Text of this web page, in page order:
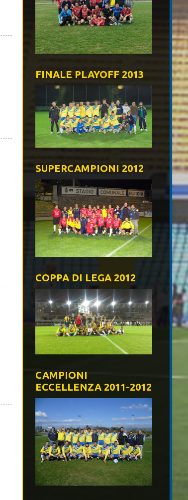
FINALE PLAYOFF 2013
SUPERCAMPIONI 2012
COPPA DI LEGA 2012
CAMPIONI
ECCELLENZA 2011-2012